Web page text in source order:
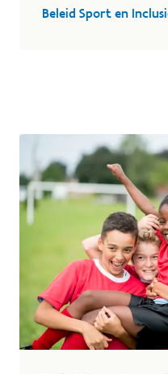
Beleid Sport en